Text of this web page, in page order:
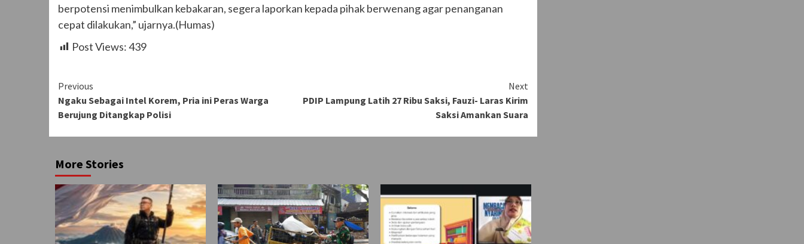
berpotensi menimbulkan kebakaran, segera laporkan kepada pihak berwenang agar penanganan
cepat dilakukan,” ujarnya.(Humas)
Post Views:439
Continue
Reading
Previous
Ngaku Sebagai Intel Korem, Pria ini Peras Warga
Berujung Ditangkap Polisi
Next
PDIP Lampung Latih 27 Ribu Saksi, Fauzi- Laras Kirim
Saksi Amankan Suara
More Stories